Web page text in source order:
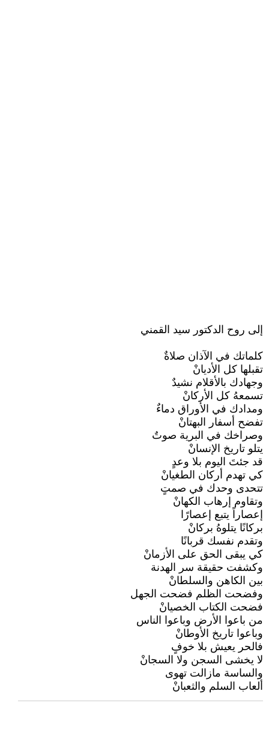
إلى روح الدكتور سيد القمني
كلماتك في الآذان صلاةٌ
تقبلها كل الأديانْ
وجهادك بالأقلام نشيدٌ
تسمعهُ كل الأركانْ
ومدادك في الأوراق دماءٌ
تفضح أسفار البهتانْ
وصراخك في البرية صوتٌ
يتلو تاريخ الإنسانْ
قد جئتَ اليوم بلا وعدٍ
كي تهدم أركان الطغيانْ
تتحدى وحدك في صمتٍ
وتقاوم إرهاب الكهانْ
إعصاراً يتبع إعصارًا
بركانًا يتلوهُ بركانْ
وتقدم نفسك قربانًا
كي يبقى الحق على الأزمانْ
وكشفت حقيقة سر الهدنة
بين الكاهن والسلطانْ
وفضحت الظلم فضحت الجهل
فضحت الكتاب الخصيانْ
من باعوا الأرض وباعوا الناس
وباعوا تاريخ الأوطانْ
فالحر يعيش بلا خوفٍ
لا يخشى السجن ولا السجانْ
والساسة مازالت تهوى
ألعاب السلم والثعبانْ